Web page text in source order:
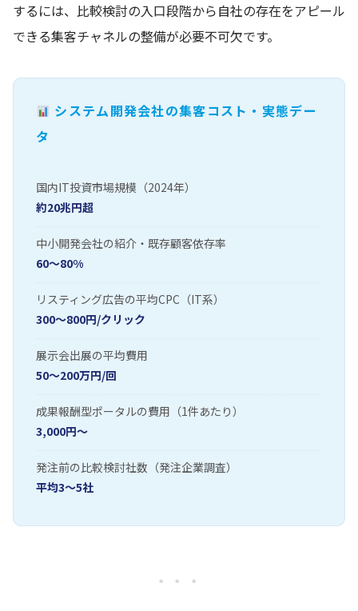
するには、比較検討の入口段階から自社の存在をアピール
できる集客チャネルの整備が必要不可欠です。
システム開発会社の集客コスト・実態デー
タ
国内IT投資市場規模（2024年）
約20兆円超
中小開発会社の紹介・既存顧客依存率
60〜80%
リスティング広告の平均CPC（IT系）
300〜800円/クリック
展示会出展の平均費用
50〜200万円/回
成果報酬型ポータルの費用（1件あたり）
3,000円〜
発注前の比較検討社数（発注企業調査）
平均3〜5社
* * *